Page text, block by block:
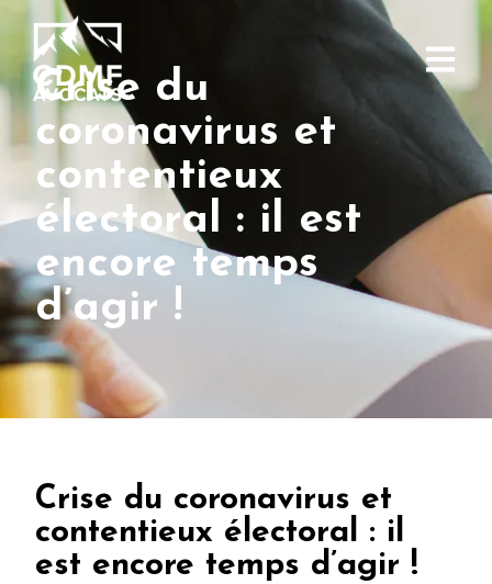
Crise du
coronavirus et
contentieux
électoral : il est
encore temps
d’agir !
Crise du coronavirus et
contentieux électoral : il
est encore temps d’agir !